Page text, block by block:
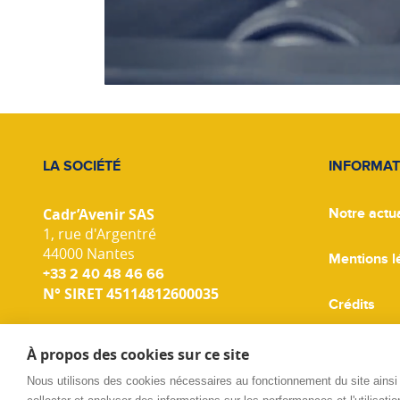
LA SOCIÉTÉ
Cadr’Avenir SAS
1, rue d'Argentré
44000 Nantes
+33 2 40 48 46 66
N° SIRET 45114812600035
Notre
Mentions
Crédits
À propos des cookies sur ce site
Nous utilisons des cookies nécessaires au fonctionnement du site